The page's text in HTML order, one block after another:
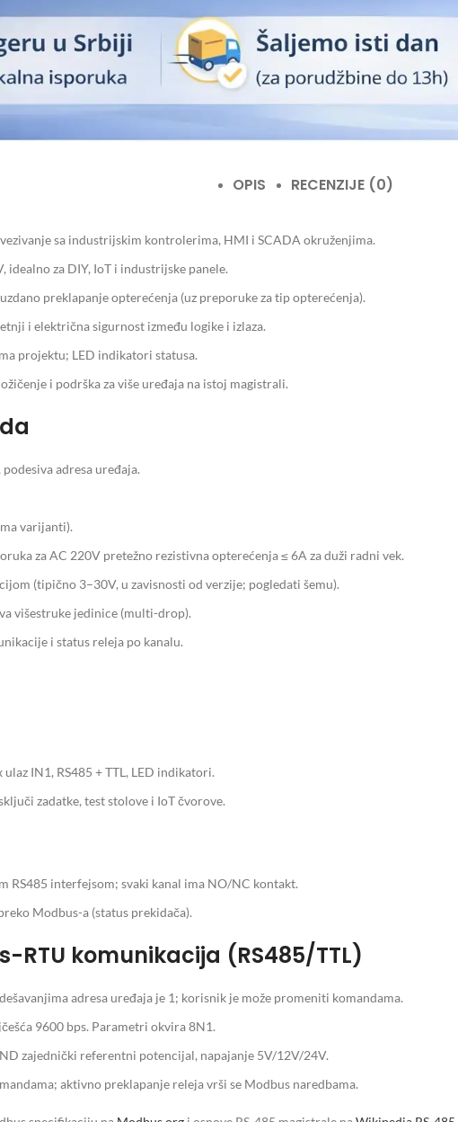
OPIS RECENZIJE (0)
sa industrijskim kontrolerima, HMI i SCADA okruženjima.
idealno za DIY, IoT i industrijske panele.
preklapanje opterećenja (uz preporuke za tip opterećenja).
i električna sigurnost između logike i izlaza.
projektu; LED indikatori statusa.
i podrška za više uređaja na istoj magistrali.
adresa uređaja.
varijanti).
za AC 220V pretežno rezistivna opterećenja ≤ 6A za duži radni vek.
(tipično 3–30V, u zavisnosti od verzije; pogledati šemu).
višestruke jedinice (multi-drop).
i status releja po kanalu.
IN1, RS485 + TTL, LED indikatori.
zadatke, test stolove i IoT čvorove.
RS485 interfejsom; svaki kanal ima NO/NC kontakt.
Modbus-a (status prekidača).
RTU komunikacija (RS485/TTL)
adresa uređaja je 1; korisnik je može promeniti komandama.
9600 bps. Parametri okvira 8N1.
zajednički referentni potencijal, napajanje 5V/12V/24V.
aktivno preklapanje releja vrši se Modbus naredbama.